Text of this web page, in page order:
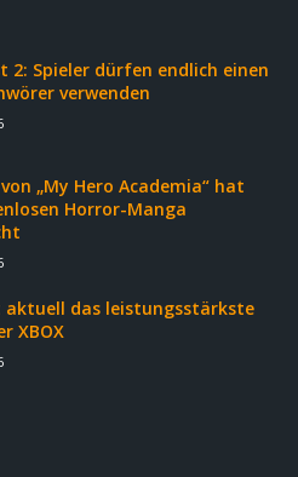
2: Spieler dürfen endlich einen
verwenden
„My Hero Academia“ hat
Horror-Manga
aktuell das leistungsstärkste
XBOX